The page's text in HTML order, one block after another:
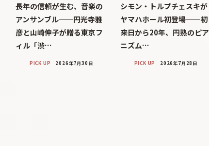
長年の信頼が生む、音楽の
アンサンブル──円光寺雅
彦と山崎伸子が贈る東京フ
ィル「渋…
PICK UP 2026年7月30日
シモン・トルプチェスキが
ヤマハホール初登場──初
来日から20年、円熟のピア
ニズム…
PICK UP 2026年7月28日